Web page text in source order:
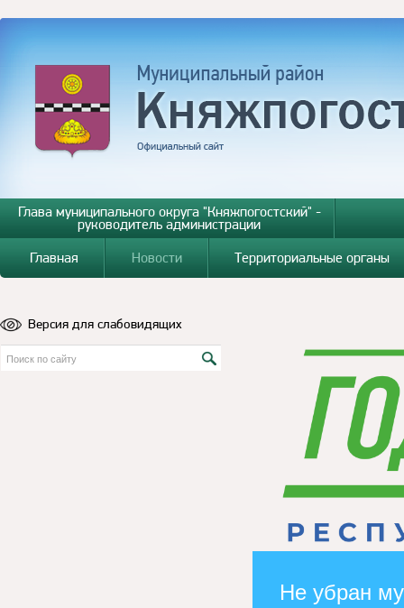
Глава муниципального округа "Княжпогостский" -
руководитель администрации
Главная
Новости Территориальные органы
Версия для слабовидящих
Не убран